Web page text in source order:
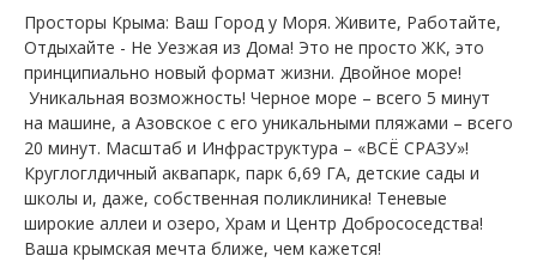
Просторы Крыма: Ваш Город у Моря. Живите, Работайте,
Отдыхайте - Не Уезжая из Дома! Это не просто ЖК, это
принципиально новый формат жизни. Двойное море!
Уникальная возможность! Черное море – всего 5 минут
на машине, а Азовское с его уникальными пляжами – всего
20 минут. Масштаб и Инфраструктура – «ВСЁ СРАЗУ»!
Круглоглдичный аквапарк, парк 6,69 ГА, детские сады и
школы и, даже, собственная поликлиника! Теневые
широкие аллеи и озеро, Храм и Центр Добрососедства!
Ваша крымская мечта ближе, чем кажется!